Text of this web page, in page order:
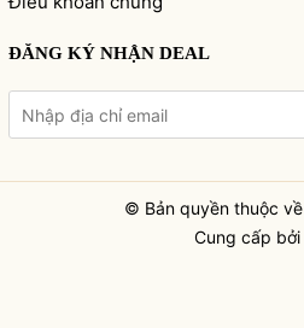
ĐĂNG KÝ NHẬN DEAL
© Bản quyền thuộc về
Cung cấp bởi